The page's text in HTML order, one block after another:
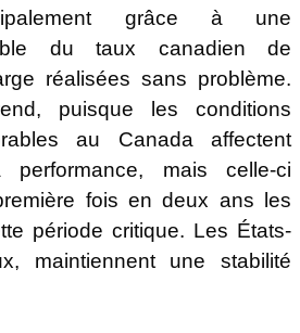
l’expérience de recharge aux États-Unis
attentes pour les recharges sans problème
similaire à la tendance nord-
d’échec
grâce à une
du taux canadien de
réalisées sans problème.
puisque les conditions
au Canada affectent
performance, mais celle-ci
fois en deux ans les
période critique. Les États-
maintiennent une stabilité